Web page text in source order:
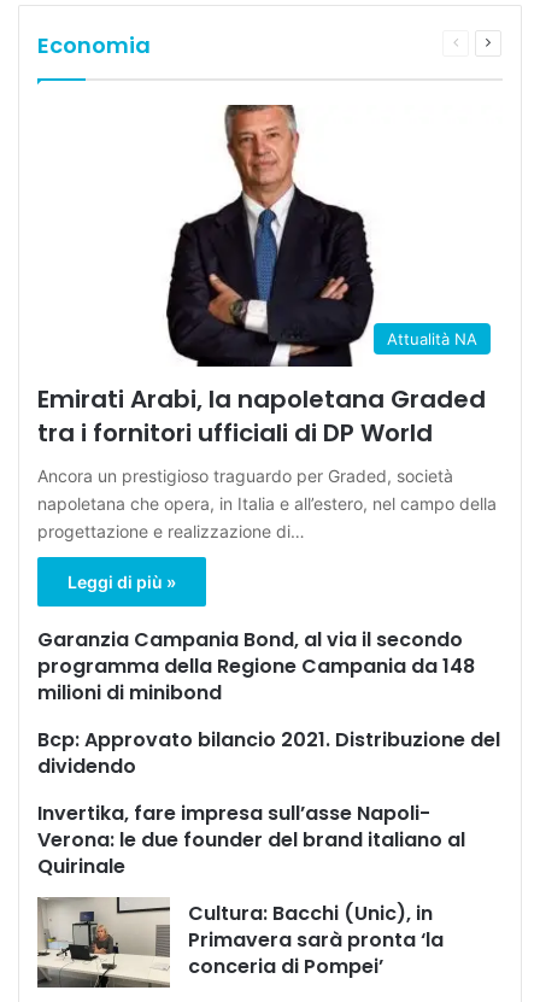
Economia
Pagina
Attualità NA
Emirati Arabi, la napoletana Graded
tra i fornitori ufficiali di DP World
Ancora un prestigioso traguardo per Graded, società
napoletana che opera, in Italia e all’estero, nel campo della
progettazione e realizzazione di…
Leggi di più »
Garanzia Campania Bond, al via il secondo
programma della Regione Campania da 148
milioni di minibond
Bcp: Approvato bilancio 2021. Distribuzione del
dividendo
Invertika, fare impresa sull’asse Napoli-
Verona: le due founder del brand italiano al
Quirinale
Cultura: Bacchi (Unic), in
Primavera sarà pronta ‘la
conceria di Pompei’